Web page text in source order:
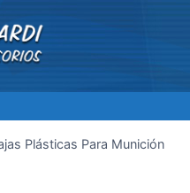
Plásticas Para Munición